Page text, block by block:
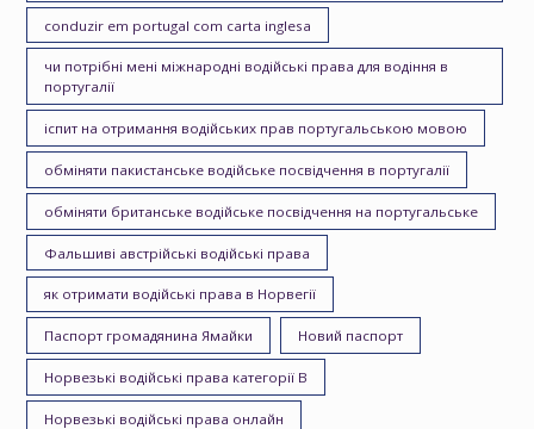
conduzir em portugal com carta inglesa
чи потрібні мені міжнародні водійські права для водіння в
португалії
іспит на отримання водійських прав португальською мовою
обміняти пакистанське водійське посвідчення в португалії
обміняти британське водійське посвідчення на португальське
Фальшиві австрійські водійські права
як отримати водійські права в Норвегії
Паспорт громадянина Ямайки Новий паспорт
Норвезькі водійські права категорії B
Норвезькі водійські права онлайн